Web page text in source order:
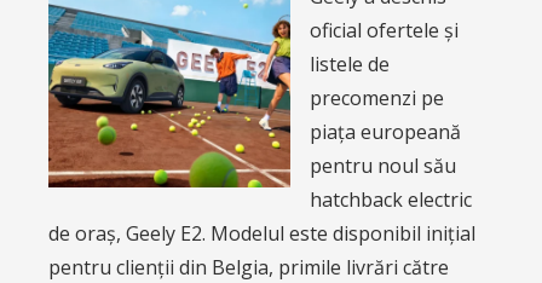
oficial ofertele și
listele de
precomenzi pe
piața europeană
pentru noul său
hatchback electric
de oraș, Geely E2. Modelul este disponibil inițial
pentru clienții din Belgia, primile livrări către